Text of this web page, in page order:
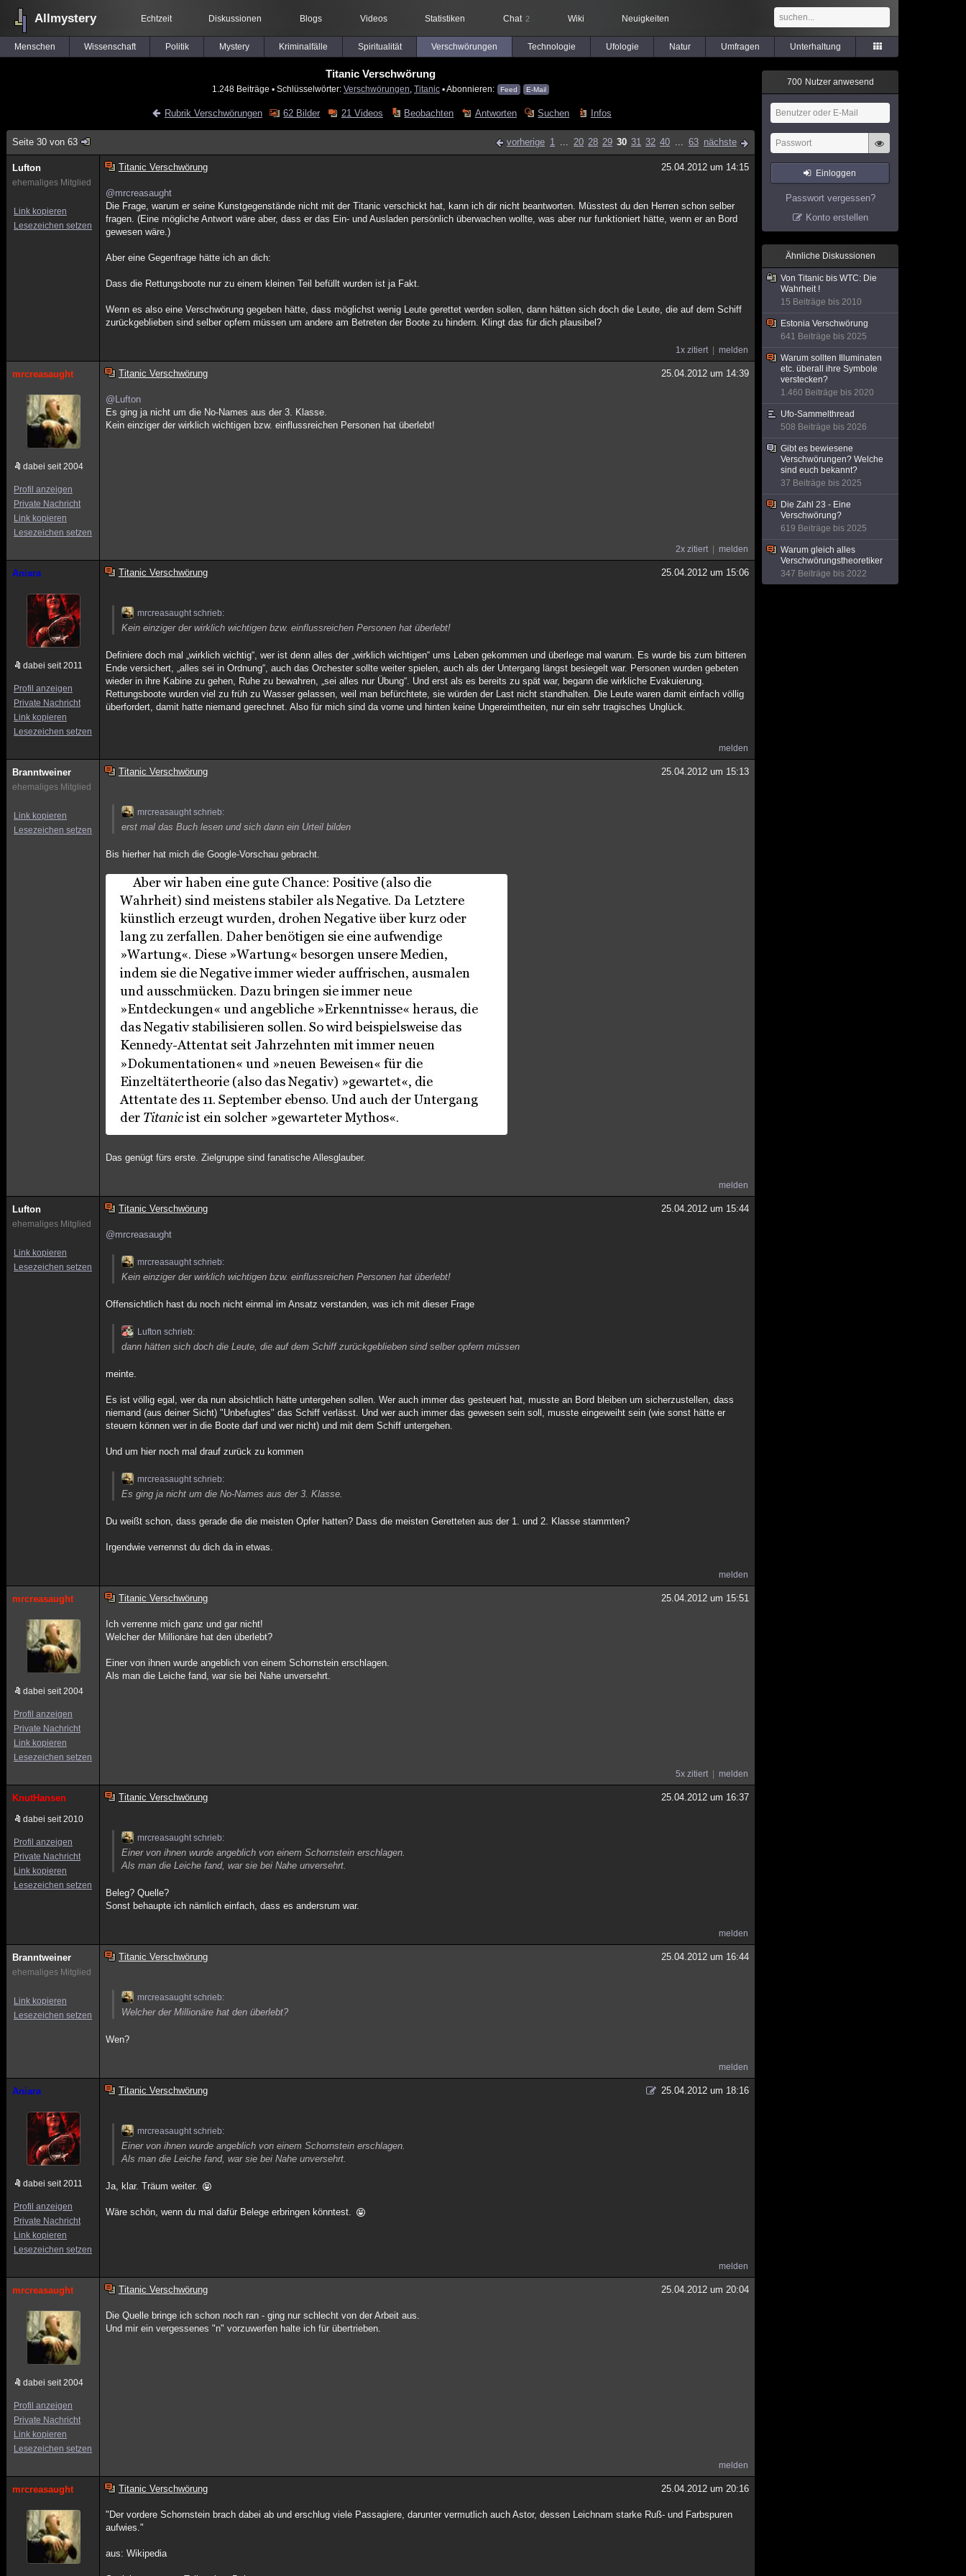
Allmystery Echtzeit Diskussionen Blogs Videos Statistiken Chat 2 Wiki Neuigkeiten
Menschen Wissenschaft Politik Mystery Kriminalfälle Spiritualität Verschwörungen Technologie Ufologie Natur Umfragen Unterhaltung
Titanic Verschwörung
1.248 Beiträge ▪ Schlüsselwörter: Verschwörungen Titanic ▪ Abonnieren: Feed E-Mail
Rubrik Verschwörungen 62 Bilder 21 Videos Beobachten Antworten Suchen Infos
Seite 30 von 63 vorherige 1 ... 20 28 29 30 31 32 40 ... 63 nächste
Lufton
ehemaliges Mitglied
Link kopieren
Lesezeichen setzen
Titanic Verschwörung 25.04.2012 um 14:15
@mrcreasaught
Die Frage, warum er seine Kunstgegenstände nicht mit der Titanic verschickt hat, kann ich dir nicht beantworten. Müsstest du den Herren schon selber
fragen. (Eine mögliche Antwort wäre aber, dass er das Ein- und Ausladen persönlich überwachen wollte, was aber nur funktioniert hätte, wenn er an Bord
gewesen wäre.)
Aber eine Gegenfrage hätte ich an dich:
Dass die Rettungsboote nur zu einem kleinen Teil befüllt wurden ist ja Fakt.
Wenn es also eine Verschwörung gegeben hätte, dass möglichst wenig Leute gerettet werden sollen, dann hätten sich doch die Leute, die auf dem Schiff
zurückgeblieben sind selber opfern müssen um andere am Betreten der Boote zu hindern. Klingt das für dich plausibel?
1x zitiert melden
mrcreasaught
dabei seit 2004
Profil anzeigen
Private Nachricht
Link kopieren
Lesezeichen setzen
Titanic Verschwörung 25.04.2012 um 14:39
@Lufton
Es ging ja nicht um die No-Names aus der 3. Klasse.
Kein einziger der wirklich wichtigen bzw. einflussreichen Personen hat überlebt!
2x zitiert melden
Aniara
dabei seit 2011
Profil anzeigen
Private Nachricht
Link kopieren
Lesezeichen setzen
Titanic Verschwörung 25.04.2012 um 15:06
mrcreasaught schrieb:
Kein einziger der wirklich wichtigen bzw. einflussreichen Personen hat überlebt!
Definiere doch mal „wirklich wichtig“, wer ist denn alles der „wirklich wichtigen“ ums Leben gekommen und überlege mal warum. Es wurde bis zum bitteren
Ende versichert, „alles sei in Ordnung“, auch das Orchester sollte weiter spielen, auch als der Untergang längst besiegelt war. Personen wurden gebeten
wieder in ihre Kabine zu gehen, Ruhe zu bewahren, „sei alles nur Übung“. Und erst als es bereits zu spät war, begann die wirkliche Evakuierung.
Rettungsboote wurden viel zu früh zu Wasser gelassen, weil man befürchtete, sie würden der Last nicht standhalten. Die Leute waren damit einfach völlig
überfordert, damit hatte niemand gerechnet. Also für mich sind da vorne und hinten keine Ungereimtheiten, nur ein sehr tragisches Unglück.
melden
Branntweiner
ehemaliges Mitglied
Link kopieren
Lesezeichen setzen
Titanic Verschwörung 25.04.2012 um 15:13
mrcreasaught schrieb:
erst mal das Buch lesen und sich dann ein Urteil bilden
Bis hierher hat mich die Google-Vorschau gebracht.
Das genügt fürs erste. Zielgruppe sind fanatische Allesglauber.
melden
Lufton
ehemaliges Mitglied
Link kopieren
Lesezeichen setzen
Titanic Verschwörung 25.04.2012 um 15:44
@mrcreasaught
mrcreasaught schrieb:
Kein einziger der wirklich wichtigen bzw. einflussreichen Personen hat überlebt!
Offensichtlich hast du noch nicht einmal im Ansatz verstanden, was ich mit dieser Frage
Lufton schrieb:
dann hätten sich doch die Leute, die auf dem Schiff zurückgeblieben sind selber opfern müssen
meinte.
Es ist völlig egal, wer da nun absichtlich hätte untergehen sollen. Wer auch immer das gesteuert hat, musste an Bord bleiben um sicherzustellen, dass
niemand (aus deiner Sicht) "Unbefugtes" das Schiff verlässt. Und wer auch immer das gewesen sein soll, musste eingeweiht sein (wie sonst hätte er
steuern können wer in die Boote darf und wer nicht) und mit dem Schiff untergehen.
Und um hier noch mal drauf zurück zu kommen
mrcreasaught schrieb:
Es ging ja nicht um die No-Names aus der 3. Klasse.
Du weißt schon, dass gerade die die meisten Opfer hatten? Dass die meisten Geretteten aus der 1. und 2. Klasse stammten?
Irgendwie verrennst du dich da in etwas.
melden
mrcreasaught
dabei seit 2004
Profil anzeigen
Private Nachricht
Link kopieren
Lesezeichen setzen
Titanic Verschwörung 25.04.2012 um 15:51
Ich verrenne mich ganz und gar nicht!
Welcher der Millionäre hat den überlebt?
Einer von ihnen wurde angeblich von einem Schornstein erschlagen.
Als man die Leiche fand, war sie bei Nahe unversehrt.
5x zitiert melden
KnutHansen
dabei seit 2010
Profil anzeigen
Private Nachricht
Link kopieren
Lesezeichen setzen
Titanic Verschwörung 25.04.2012 um 16:37
mrcreasaught schrieb:
Einer von ihnen wurde angeblich von einem Schornstein erschlagen.
Als man die Leiche fand, war sie bei Nahe unversehrt.
Beleg? Quelle?
Sonst behaupte ich nämlich einfach, dass es andersrum war.
melden
Branntweiner
ehemaliges Mitglied
Link kopieren
Lesezeichen setzen
Titanic Verschwörung 25.04.2012 um 16:44
mrcreasaught schrieb:
Welcher der Millionäre hat den überlebt?
Wen?
melden
Aniara
dabei seit 2011
Profil anzeigen
Private Nachricht
Link kopieren
Lesezeichen setzen
Titanic Verschwörung 25.04.2012 um 18:16
mrcreasaught schrieb:
Einer von ihnen wurde angeblich von einem Schornstein erschlagen.
Als man die Leiche fand, war sie bei Nahe unversehrt.
Ja, klar. Träum weiter.
Wäre schön, wenn du mal dafür Belege erbringen könntest.
melden
mrcreasaught
dabei seit 2004
Profil anzeigen
Private Nachricht
Link kopieren
Lesezeichen setzen
Titanic Verschwörung 25.04.2012 um 20:04
Die Quelle bringe ich schon noch ran - ging nur schlecht von der Arbeit aus.
Und mir ein vergessenes "n" vorzuwerfen halte ich für übertrieben.
melden
mrcreasaught Titanic Verschwörung 25.04.2012 um 20:16
"Der vordere Schornstein brach dabei ab und erschlug viele Passagiere, darunter vermutlich auch Astor, dessen Leichnam starke Ruß- und Farbspuren
aufwies."
aus: Wikipedia
700 Nutzer anwesend
Einloggen
Passwort vergessen?
Konto erstellen
Ähnliche Diskussionen
Von Titanic bis WTC: Die
Wahrheit !
15 Beiträge bis 2010
Estonia Verschwörung
641 Beiträge bis 2025
Warum sollten Illuminaten
etc. überall ihre Symbole
verstecken?
1.460 Beiträge bis 2020
Ufo-Sammelthread
508 Beiträge bis 2026
Gibt es bewiesene
Verschwörungen? Welche
sind euch bekannt?
37 Beiträge bis 2025
Die Zahl 23 - Eine
Verschwörung?
619 Beiträge bis 2025
Warum gleich alles
Verschwörungstheoretiker
347 Beiträge bis 2022